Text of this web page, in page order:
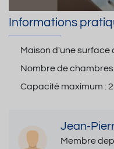
Informations
Maison d'une surface
Nombre de chambres
Capacité maximum :2
Jean-
Membre